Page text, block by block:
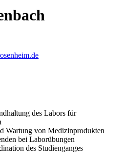
des Labors für
Wartung von Medizinprodukten
bei Laborübungen
des Studienganges